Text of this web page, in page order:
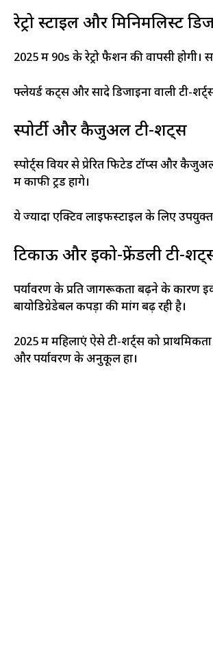
रेट्रो स्टाइल और मिनिमलिस्ट
2025 में 90s के रेट्रो फैशन की वापसी होगी।
फ्लेयर्ड कट्स और सादे डिजाइनों वाली टी-शर्ट्स
स्पोर्टी और कैजुअल टी-शर्ट्स
स्पोर्ट्स वियर से प्रेरित फिटेड टॉप्स और
में काफी ट्रेंड होंगे।
ये ज्यादा एक्टिव लाइफस्टाइल के लिए उपयुक्त
टिकाऊ और इको-फ्रेंडली टी-
पर्यावरण के प्रति जागरूकता बढ़ने के कारण
बायोडिग्रेडेबल कपड़ों की मांग बढ़ रही है।
2025 में महिलाएं ऐसे टी-शर्ट्स को
और पर्यावरण के अनुकूल हों।